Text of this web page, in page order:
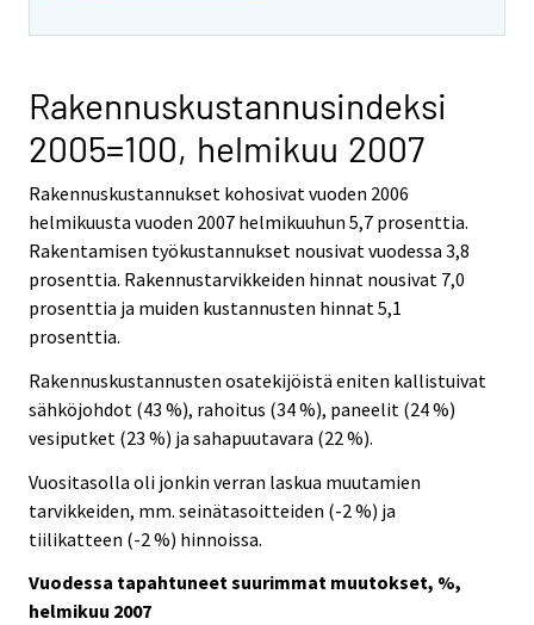
Rakennuskustannusindeksi
2005=100, helmikuu 2007
Rakennuskustannukset kohosivat vuoden 2006
helmikuusta vuoden 2007 helmikuuhun 5,7 prosenttia.
Rakentamisen työkustannukset nousivat vuodessa 3,8
prosenttia. Rakennustarvikkeiden hinnat nousivat 7,0
prosenttia ja muiden kustannusten hinnat 5,1
prosenttia.
Rakennuskustannusten osatekijöistä eniten kallistuivat
sähköjohdot (43 %), rahoitus (34 %), paneelit (24 %)
vesiputket (23 %) ja sahapuutavara (22 %).
Vuositasolla oli jonkin verran laskua muutamien
tarvikkeiden, mm. seinätasoitteiden (-2 %) ja
tiilikatteen (-2 %) hinnoissa.
Vuodessa tapahtuneet suurimmat muutokset, %,
helmikuu 2007